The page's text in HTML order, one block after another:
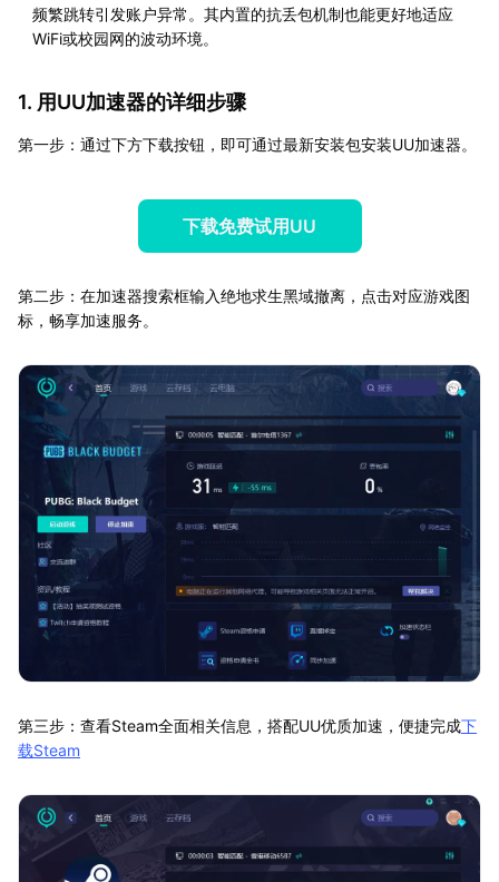
频繁跳转引发账户异常。其内置的抗丢包机制也能更好地适应
WiFi或校园网的波动环境。
1. 用UU加速器的详细步骤
第一步：通过下方下载按钮，即可通过最新安装包安装UU加速器。
下载免费试用UU
第二步：在加速器搜索框输入绝地求生黑域撤离，点击对应游戏图
标，畅享加速服务。
第三步：查看Steam全面相关信息，搭配UU优质加速，便捷完成下
载Steam